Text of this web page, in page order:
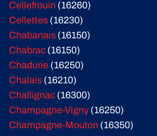
Cellefrouin (16260)
Cellettes (16230)
Chabanais (16150)
Chabrac (16150)
Chadurie (16250)
Chalais (16210)
Challignac (16300)
Champagne-Vigny (16250)
Champagne-Mouton (16350)